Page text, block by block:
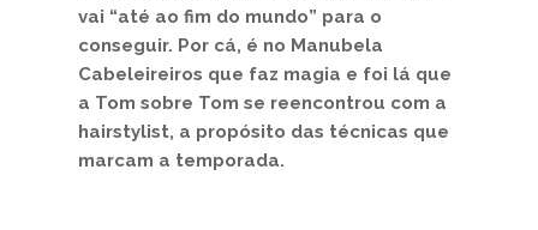
vai “até ao fim do mundo” para o
conseguir. Por cá, é no Manubela
Cabeleireiros que faz magia e foi lá que
a Tom sobre Tom se reencontrou com a
hairstylist, a propósito das técnicas que
marcam a temporada.